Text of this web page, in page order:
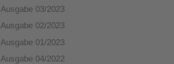
Ausgabe 03/2023
Ausgabe 02/2023
Ausgabe 01/2023
Ausgabe 04/2022